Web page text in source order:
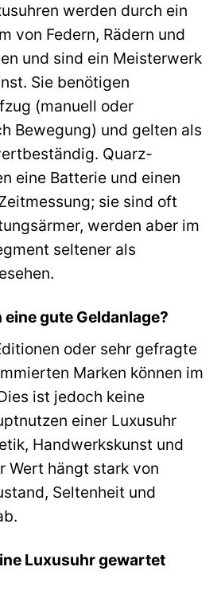
werden durch ein
von Federn, Rädern und
und sind ein Meisterwerk
Sie benötigen
(manuell oder
Bewegung) und gelten als
Quarz-
eine Batterie und einen
sie sind oft
werden aber im
seltener als
gute Geldanlage?
oder sehr gefragte
Marken können im
ist jedoch keine
einer Luxusuhr
Handwerkskunst und
Wert hängt stark von
Seltenheit und
Luxusuhr gewartet